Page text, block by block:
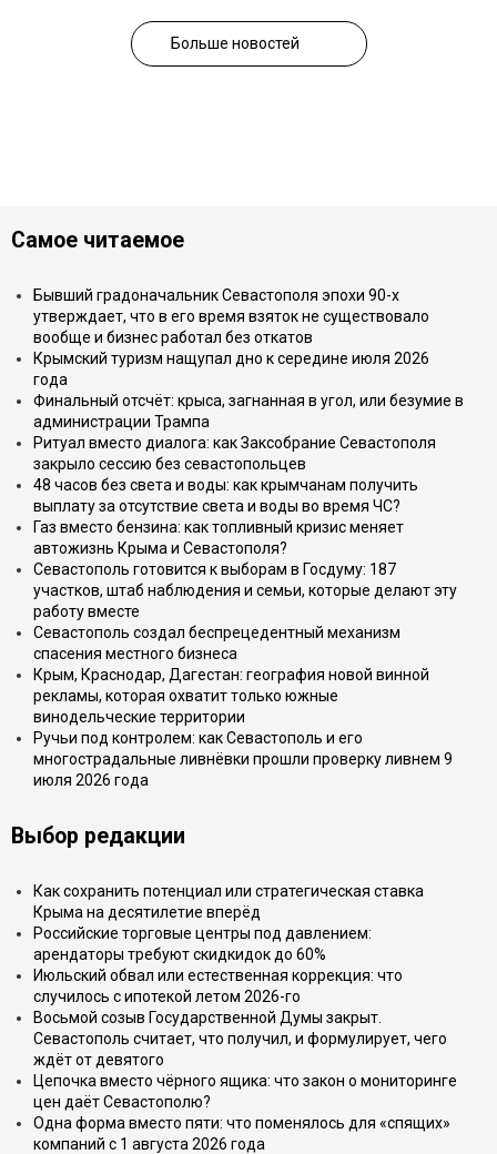
Больше новостей
Самое читаемое
Бывший градоначальник Севастополя эпохи 90-х
утверждает, что в его время взяток не существовало
вообще и бизнес работал без откатов
Крымский туризм нащупал дно к середине июля 2026
года
Финальный отсчёт: крыса, загнанная в угол, или безумие в
администрации Трампа
Ритуал вместо диалога: как Заксобрание Севастополя
закрыло сессию без севастопольцев
48 часов без света и воды: как крымчанам получить
выплату за отсутствие света и воды во время ЧС?
Газ вместо бензина: как топливный кризис меняет
автожизнь Крыма и Севастополя?
Севастополь готовится к выборам в Госдуму: 187
участков, штаб наблюдения и семьи, которые делают эту
работу вместе
Севастополь создал беспрецедентный механизм
спасения местного бизнеса
Крым, Краснодар, Дагестан: география новой винной
рекламы, которая охватит только южные
винодельческие территории
Ручьи под контролем: как Севастополь и его
многострадальные ливнёвки прошли проверку ливнем 9
июля 2026 года
Выбор редакции
Как сохранить потенциал или стратегическая ставка
Крыма на десятилетие вперёд
Российские торговые центры под давлением:
арендаторы требуют скидкидок до 60%
Июльский обвал или естественная коррекция: что
случилось с ипотекой летом 2026-го
Восьмой созыв Государственной Думы закрыт.
Севастополь считает, что получил, и формулирует, чего
ждёт от девятого
Цепочка вместо чёрного ящика: что закон о мониторинге
цен даёт Севастополю?
Одна форма вместо пяти: что поменялось для «спящих»
компаний с 1 августа 2026 года